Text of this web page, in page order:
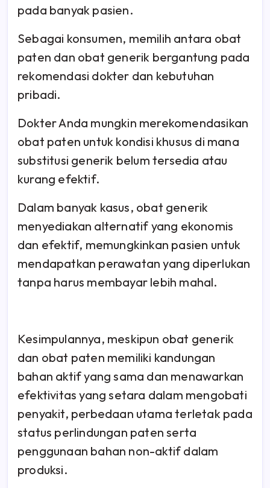
pada banyak pasien.
Sebagai konsumen, memilih antara obat
paten dan obat generik bergantung pada
rekomendasi dokter dan kebutuhan
pribadi.
Dokter Anda mungkin merekomendasikan
obat paten untuk kondisi khusus di mana
substitusi generik belum tersedia atau
kurang efektif.
Dalam banyak kasus, obat generik
menyediakan alternatif yang ekonomis
dan efektif, memungkinkan pasien untuk
mendapatkan perawatan yang diperlukan
tanpa harus membayar lebih mahal.
Kesimpulannya, meskipun obat generik
dan obat paten memiliki kandungan
bahan aktif yang sama dan menawarkan
efektivitas yang setara dalam mengobati
penyakit, perbedaan utama terletak pada
status perlindungan paten serta
penggunaan bahan non-aktif dalam
produksi.